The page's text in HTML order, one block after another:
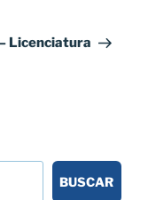
Licenciatura
BUSCAR